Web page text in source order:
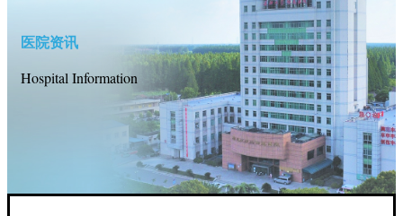
医院资讯
Hospital Information